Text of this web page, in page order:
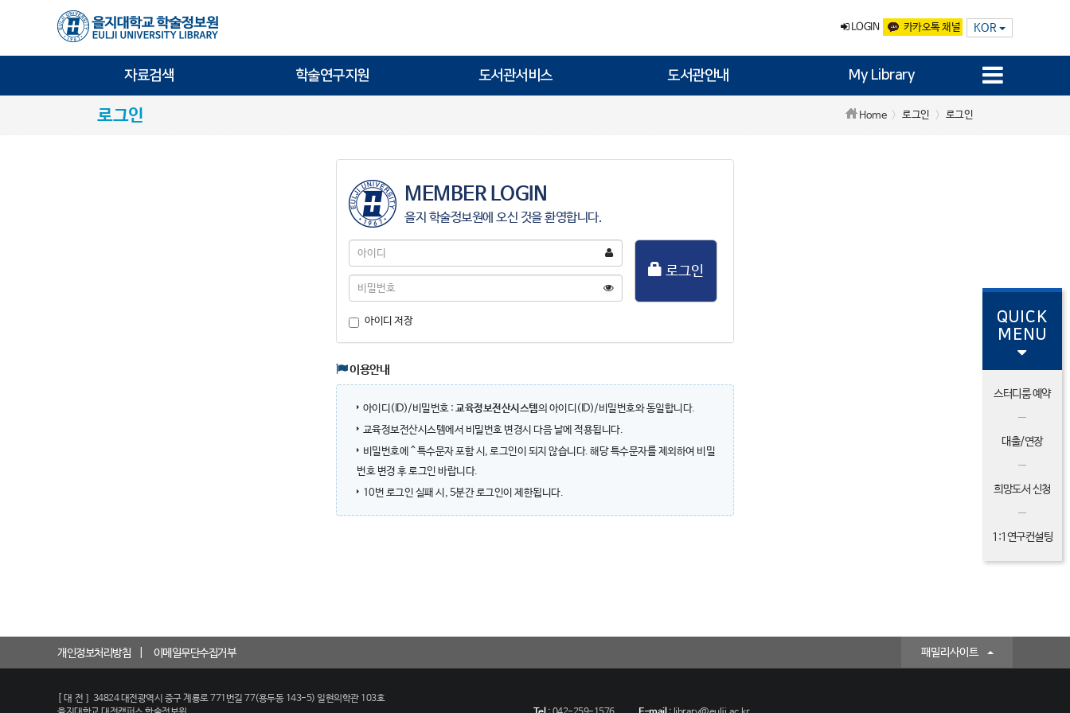
LOGIN 카카오톡 채널 KOR
자료검색 학술연구지원 도서관서비스 도서관안내 My Library
로그인 Home 로그인 로그인
MEMBER LOGIN
을지 학술정보원에 오신 것을 환영합니다.
아
디
비
호
로그인
아이디 저장
이용안내
아이디(ID)/비밀번호 : 교육정보전산시스템의 아이디(ID)/비밀번호와 동일합니다.
교육정보전산시스템에서 비밀번호 변경시 다음 날에 적용됩니다.
비밀번호에 ^ 특수문자 포함 시, 로그인이 되지 않습니다. 해당 특수문자를 제외하여 비밀
번호 변경 후 로그인 바랍니다.
10번 로그인 실패 시, 5분간 로그인이 제한됩니다.
QUICK
MENU
스터디룸 예약
대출/연장
희망도서 신청
1:1연구컨설팅
개인정보처리방침 이메일무단수집거부 패밀리사이트
[대전]
34824 대전광역시 중구 계룡로 771번길 77(용두동 143-5) 일현의학관 103호